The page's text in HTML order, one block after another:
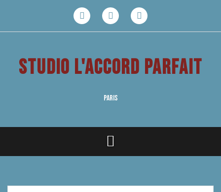
STUDIO L'ACCORD PARFAIT
PARIS